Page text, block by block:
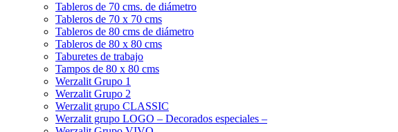
Tableros de 70 cms. de diámetro
Tableros de 70 x 70 cms
Tableros de 80 cms de diámetro
Tableros de 80 x 80 cms
Taburetes de trabajo
Tampos de 80 x 80 cms
Werzalit Grupo 1
Werzalit Grupo 2
Werzalit grupo CLASSIC
Werzalit grupo LOGO – Decorados especiales –